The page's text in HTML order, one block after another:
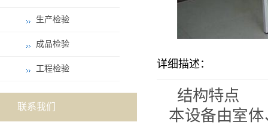
生产检验
成品检验
工程检验
联系我们
详细描述：
结构特点
本设备由室